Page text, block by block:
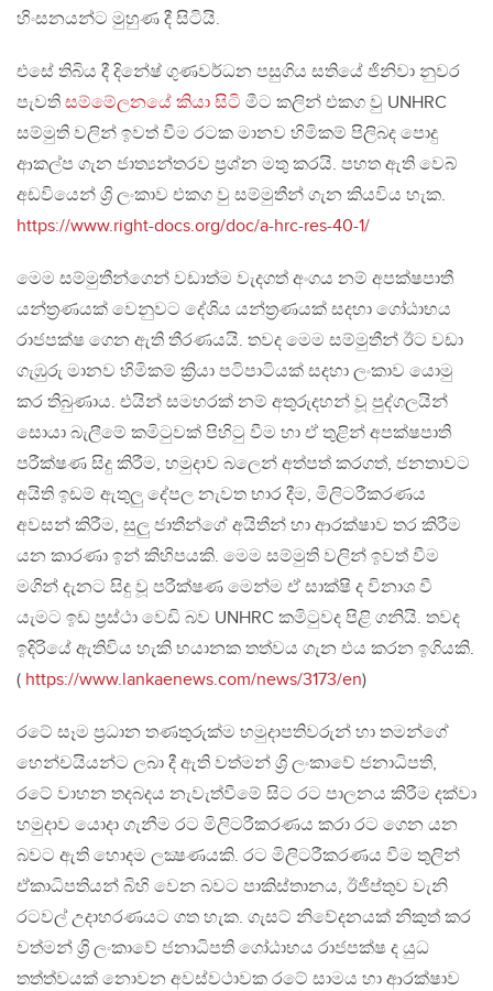
හිංසනයන්ට මුහුණ දී සිටියි.
එසේ තිබිය දී දිනේෂ් ගුණවර්ධන පසුගිය සතියේ ජිනිවා නුවර
පැවති සම්මේලනයේ කියා සිටි මීට කලින් එකග වු UNHRC
සම්මුති වලින් ඉවත් වීම රටක මානව හිමිකම් පිලිබද පොදු
ආකල්ප ගැන ජාත්‍යන්තරව ප්‍රශ්න මතු කරයි. පහත ඇති වෙබ්
අඩවියෙන් ශ්‍රි ලංකාව එකග වු සම්මුතීන් ගැන කියවිය හැක.
https://www.right-docs.org/doc/a-hrc-res-40-1/
මෙම සම්මුතීන්ගෙන් වඩාත්ම වැදගත් අංගය නම් අපක්ෂපාතී
යන්ත්‍රණයක් වෙනුවට දේශිය යන්ත්‍රණයක් සදහා ගෝඨාභය
රාජපක්ෂ ගෙන ඇති තීරණයයි. තවද මෙම සම්මුතීන් ඊට වඩා
ගැඹුරු මානව හිමිකම් ක්‍රියා පටිපාටියක් සදහා ලංකාව යොමු
කර තිබුණාය. එයින් සමහරක් නම් අතුරුදහන් වූ පුද්ගලයින්
සොයා බැලීමේ කමිටුවක් පිහිටු වීම හා ඒ තුළින් අපක්ෂපාති
පරීක්ෂණ සිදු කිරීම, හමුදාව බලෙන් අත්පත් කරගත්, ජනතාවට
අයිති ඉඩම් ඇතුලු දේපල නැවත භාර දීම, මිලිටරීකරණය
අවසන් කිරීම, සුලු ජාතීන්ගේ අයිතීන් හා ආරක්ෂාව තර කිරීම
යන කාරණා ඉන් කිහිපයකි. මෙම සම්මුති වලින් ඉවත් වීම
මගින් දැනට සිදු වූ පරීක්ෂණ මෙන්ම ඒ සාක්ෂි ද විනාශ වී
යැමට ඉඩ ප්‍රස්ථා වෙඩි බව UNHRC කමිටුවද පිළි ගනියි. තවද
ඉදිරියේ ඇතිවිය හැකි භයානක තත්වය ගැන එය කරන ඉගියකි.
( https://www.lankaenews.com/news/3173/en)
රටේ සෑම ප්‍රධාන තණතුරුක්ම හමුදාපතිවරුන් හා තමන්ගේ
හෙන්චයියන්ට ලබා දී ඇති වත්මන් ශ්‍රි ලංකාවේ ජනාධිපති,
රටේ වාහන තදබදය නැවැත්වීමේ සිට රට පාලනය කිරීම දක්වා
හමුදාව යොදා ගැනීම රට මිලිටරීකරණය කරා රට ගෙන යන
බවට ඇති හොදම ලක්‍ෂණයකි. රට මිලිටරීකරණය වීම තුලින්
ඒකාධිපතියන් බිහි වෙන බවට පාකිස්තානය, ඊජිප්තුව වැනි
රටවල් උදාහරණයට ගත හැක. ගැසට් නිවේදනයක් නිකුත් කර
වත්මන් ශ්‍රි ලංකාවේ ජනාධිපති ගෝඨාභය රාජපක්ෂ ද යුධ
තත්ත්වයක් නොවන අවස්වථාවක රටේ සාමය හා ආරක්ෂාව